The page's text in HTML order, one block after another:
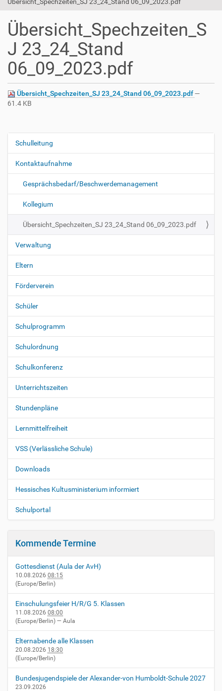
Übersicht_Spechzeiten_S
J 23_24_Stand
06_09_2023.pdf
Übersicht_Spechzeiten_SJ 23_24_Stand 06_09_2023.pdf—
61.4 KB
N
g
o
n
Schulleitung
Kontaktaufnahme
Gesprächsbedarf/Beschwerdemanagement
Kollegium
Übersicht_Spechzeiten_SJ 23_24_Stand 06_09_2023.pdf
Verwaltung
Eltern
Förderverein
Schüler
Schulprogramm
Schulordnung
Schulkonferenz
Unterrichtszeiten
Stundenpläne
Lernmittelfreiheit
VSS (Verlässliche Schule)
Downloads
Hessisches Kultusministerium informiert
Schulportal
Kommende Termine
Gottesdienst (Aula der AvH)
10.08.2026 08:15
(Europe/Berlin)
Einschulungsfeier H/R/G 5. Klassen
11.08.2026 08:00
(Europe/Berlin) — Aula
Elternabende alle Klassen
20.08.2026 18:30
(Europe/Berlin)
Bundesjugendspiele der Alexander-von Humboldt-Schule 2027
23.09.2026